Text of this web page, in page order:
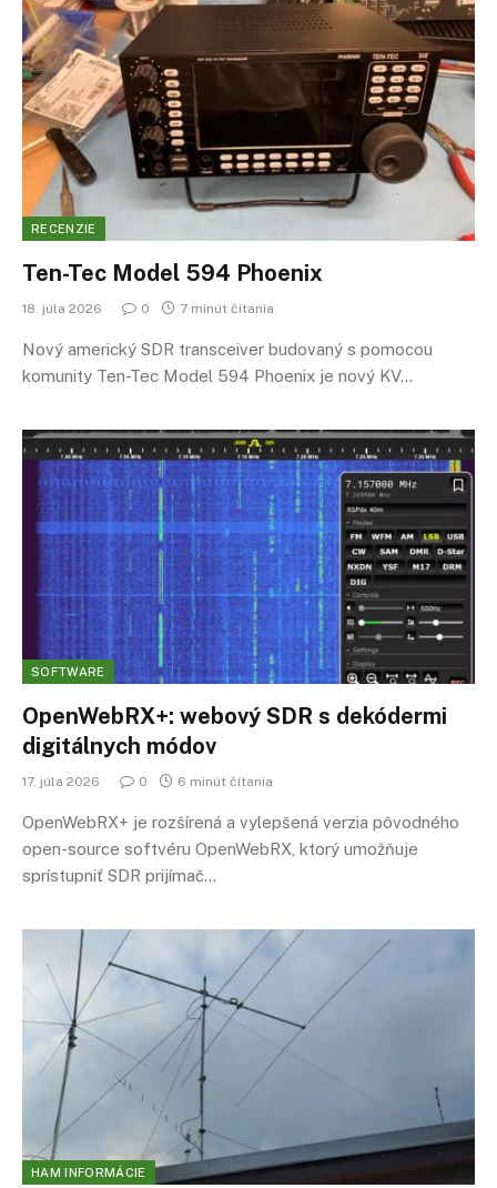
RECENZIE
Ten-Tec Model 594 Phoenix
18. júla 2026 0 7 minút čítania
Nový americký SDR transceiver budovaný s pomocou
komunity Ten-Tec Model 594 Phoenix je nový KV…
SOFTWARE
OpenWebRX+: webový SDR s dekódermi
digitálnych módov
17. júla 2026 0 6 minút čítania
OpenWebRX+ je rozšírená a vylepšená verzia pôvodného
open-source softvéru OpenWebRX, ktorý umožňuje
sprístupniť SDR prijímač…
HAM INFORMÁCIE